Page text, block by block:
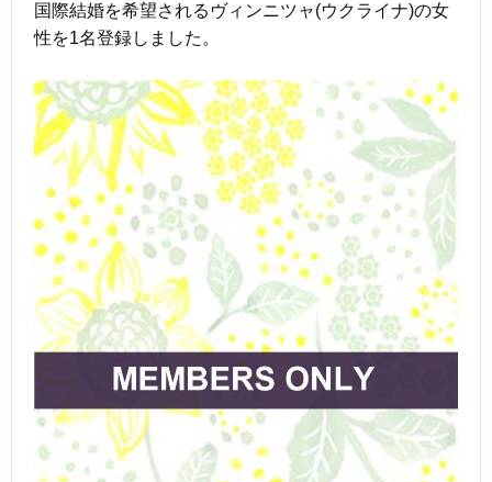
国際結婚を希望されるヴィンニツャ(ウクライナ)の女
性を1名登録しました。